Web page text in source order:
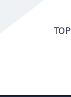
TOP